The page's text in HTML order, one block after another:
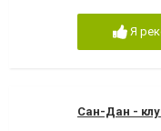
Я
Сан-Дан -